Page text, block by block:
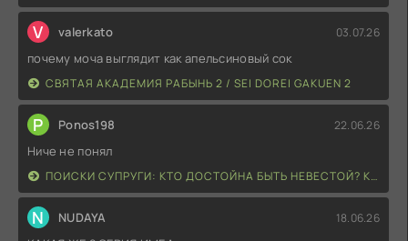
V valerkato 03.07.26
почему моча выглядит как апельсиновый сок
СВЯТАЯ АКАДЕМИЯ РАБЫНЬ 2 / SEI DOREI GAKUEN 2
P Ponos198 22.06.26
Ниче не понял
ПОИСКИ СУПРУГИ: КТО ДОСТОЙНА БЫТЬ НЕВЕСТОЙ? КОЛЛЕКЦИЯ ЗОЛУШЕК / TONY'S HEROINE SERIES: KANOJO WA HANAYOME KOUHOSEI? CINDERELLA COLLECTION
N NUDAYA 18.06.26